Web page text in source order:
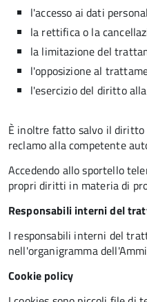
l'accesso ai dati
la rettifica o la
la limitazione del
l'opposizione al
l'esercizio del diritto
È inoltre fatto salvo il
reclamo alla competente
Accedendo allo sportello
propri diritti in materia di
Responsabili interni del
I responsabili interni del
nell'organigramma
Cookie policy